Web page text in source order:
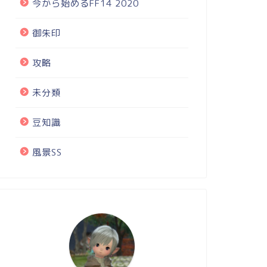
今から始めるFF14 2020
御朱印
攻略
未分類
豆知識
風景SS